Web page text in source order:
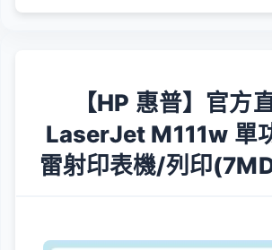
【HP 惠普】官方
LaserJet M111w 單
雷射印表機/列印